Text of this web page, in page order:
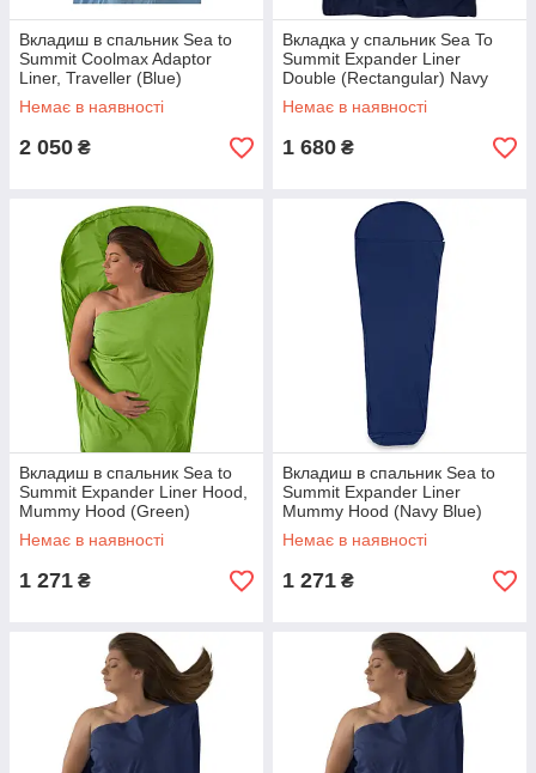
Вкладиш в спальник Sea to
Summit Coolmax Adaptor
Liner, Traveller (Blue)
Немає в наявності
2 050 ₴
Вкладка у спальник Sea To
Summit Expander Liner
Double (Rectangular) Navy
Blue (STS AEXPDBLNB)
Немає в наявності
1 680 ₴
Вкладиш в спальник Sea to
Summit Expander Liner Hood,
Mummy Hood (Green)
Немає в наявності
1 271 ₴
Вкладиш в спальник Sea to
Summit Expander Liner
Mummy Hood (Navy Blue)
Немає в наявності
1 271 ₴